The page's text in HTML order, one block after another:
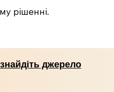
рішенні.
джерело